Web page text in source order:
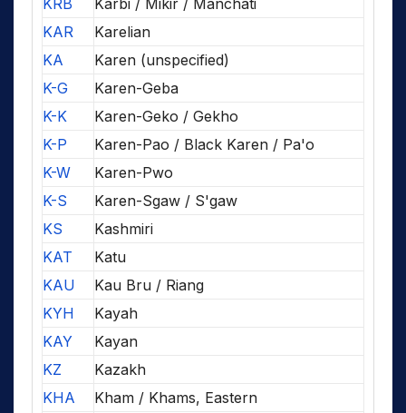
KRB
Karbi / Mikir / Manchati
KAR
Karelian
KA
Karen (unspecified)
K-G
Karen-Geba
K-K
Karen-Geko / Gekho
K-P
Karen-Pao / Black Karen / Pa'o
K-W
Karen-Pwo
K-S
Karen-Sgaw / S'gaw
KS
Kashmiri
KAT
Katu
KAU
Kau Bru / Riang
KYH
Kayah
KAY
Kayan
KZ
Kazakh
KHA
Kham / Khams, Eastern